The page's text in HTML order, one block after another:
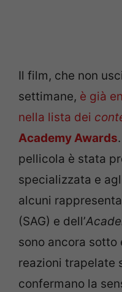
Il film, che non
settimane, è già
nella lista dei
Academy Awards
pellicola è stata
specializzata e
alcuni
(SAG) e dell’
sono ancora sotto
reazioni trapelate
confermano la